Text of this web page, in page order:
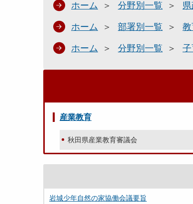
ホーム 分野別一覧
ホーム 部署別一覧
ホーム 分野別一覧
産業教育
秋田県産業教育審議会
岩城少年自然の家協働会議要旨